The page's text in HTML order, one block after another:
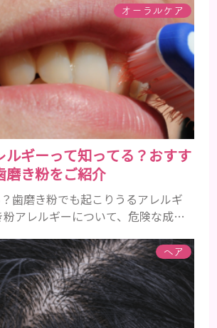
性も、いつのまにか髪がチリチリ
ようになったと感じる人もいるでし
の男性としての魅力が出てくる40代
んでいる人が多い傾向があります。
サイクルは、年齢と共に乱れていき
らないま...
オーラルケア
ルギーって知ってる？おすす
磨き粉をご紹介
歯磨き粉でも起こりうるアレルギ
アレルギーについて、危険な成分
を起こすおそれのある成分 まず、
磨き粉に含まれているどの成分にア
こすおそれがあるのかを説明しま
･歯の表面のエナメルを守り強くし
働きを持つ成分 •香味料 ･･･歯磨き
ヘア